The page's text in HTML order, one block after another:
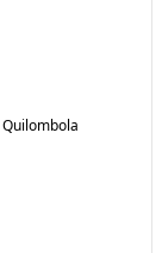
Quilombola